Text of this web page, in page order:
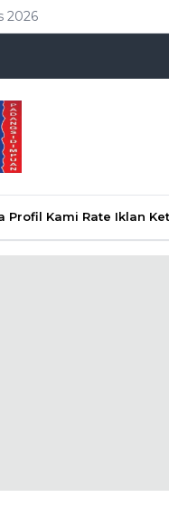
2026
Profil Kami Rate Iklan